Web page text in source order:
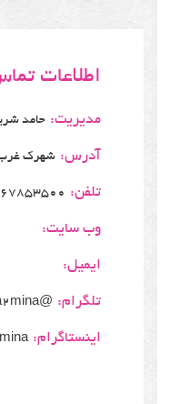
اطلاعات
مدیریت: حامد
آدرس: شهرک غرب
تلفن:
وب سایت:
ایمیل:
تلگرام: @bia2mina
اینستاگرام: